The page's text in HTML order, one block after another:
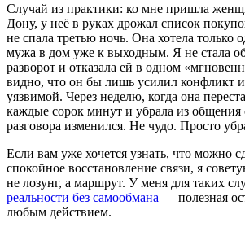
Случай из практики: ко мне пришла
Дону, у неё в руках дрожал список
не спала третью ночь. Она хотела только
мужа в дом уже к выходным. Я не стала
разворот и отказала ей в одном
видно, что он бы лишь усилил конфликт и
уязвимой. Через неделю, когда она
каждые сорок минут и убрала из общения
разговора изменился. Не чудо. Просто
Если вам уже хочется узнать, что можно
спокойное восстановление связи, я
не лозунг, а маршрут. У меня для таких
реальности без самообмана — полезная
любым действием.